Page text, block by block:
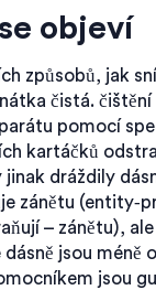
objeví
způsobů, jak
čistá.
pomocí
kartáčků
dráždily
zánětu
– zánětu),
jsou méně
jsou